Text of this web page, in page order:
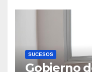
SUCESOS
Gobierno